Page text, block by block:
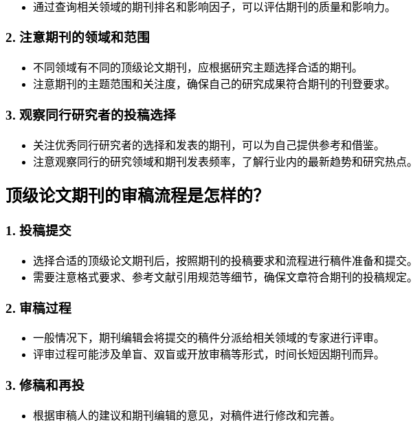
通过查询相关领域的期刊排名和影响因子，可以评估期刊的质量和影响力。
2. 注意期刊的领域和范围
不同领域有不同的顶级论文期刊，应根据研究主题选择合适的期刊。
注意期刊的主题范围和关注度，确保自己的研究成果符合期刊的刊登要求。
3. 观察同行研究者的投稿选择
关注优秀同行研究者的选择和发表的期刊，可以为自己提供参考和借鉴。
注意观察同行的研究领域和期刊发表频率，了解行业内的最新趋势和研究热点。
顶级论文期刊的审稿流程是怎样的？
1. 投稿提交
选择合适的顶级论文期刊后，按照期刊的投稿要求和流程进行稿件准备和提交。
需要注意格式要求、参考文献引用规范等细节，确保文章符合期刊的投稿规定。
2. 审稿过程
一般情况下，期刊编辑会将提交的稿件分派给相关领域的专家进行评审。
评审过程可能涉及单盲、双盲或开放审稿等形式，时间长短因期刊而异。
3. 修稿和再投
根据审稿人的建议和期刊编辑的意见，对稿件进行修改和完善。